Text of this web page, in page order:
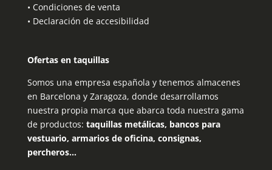
• Condiciones de venta
• Declaración de accesibilidad
Ofertas en taquillas
Somos una empresa española y tenemos almacenes
en Barcelona y Zaragoza, donde desarrollamos
nuestra propia marca que abarca toda nuestra gama
de productos: taquillas metálicas, bancos para
vestuario, armarios de oficina, consignas,
percheros…